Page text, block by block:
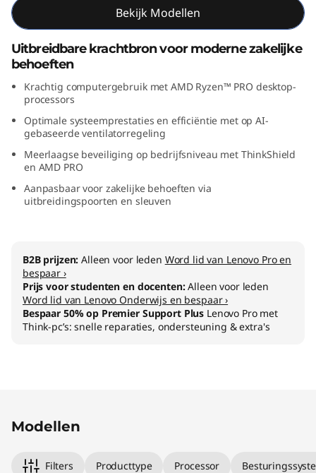
M
D
Bekijk Modellen
Uitbreidbare krachtbron voor moderne zakelijke
behoeften
Krachtig computergebruik met AMD Ryzen™ PRO desktop-
processors
Optimale systeemprestaties en efficiëntie met op AI-
gebaseerde ventilatorregeling
Meerlaagse beveiliging op bedrijfsniveau met ThinkShield
en AMD PRO
Aanpasbaar voor zakelijke behoeften via
uitbreidingspoorten en sleuven
B2B prijzen:Alleen voor leden Word lid van Lenovo Pro en
bespaar ›
Prijs voor studenten en docenten:Alleen voor leden
Word lid van Lenovo Onderwijs en bespaar ›
Bespaar 50% op Premier Support Plus Lenovo Pro met
Think-pc’s: snelle reparaties, ondersteuning & extra's
Modellen
Filters Producttype Processor